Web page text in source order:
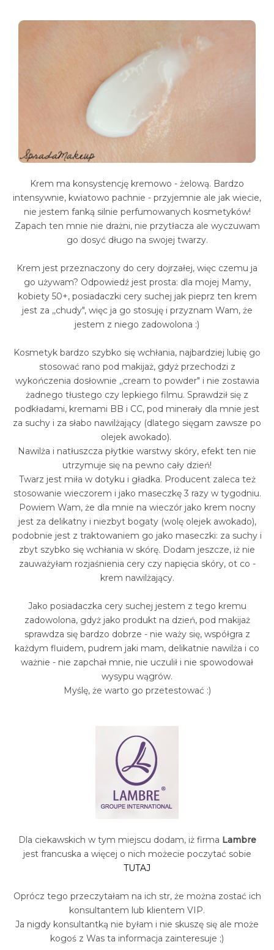
Krem ma konsystencję kremowo - żelową. Bardzo
intensywnie, kwiatowo pachnie - przyjemnie ale jak wiecie,
nie jestem fanką silnie perfumowanych kosmetyków!
Zapach ten mnie nie drażni, nie przytłacza ale wyczuwam
go dosyć długo na swojej twarzy.
Krem jest przeznaczony do cery dojrzałej, więc czemu ja
go używam? Odpowiedź jest prosta: dla mojej Mamy,
kobiety 50+, posiadaczki cery suchej jak pieprz ten krem
jest za ,,chudy", więc ja go stosuję i przyznam Wam, że
jestem z niego zadowolona :)
Kosmetyk bardzo szybko się wchłania, najbardziej lubię go
stosować rano pod makijaż, gdyż przechodzi z
wykończenia dosłownie ,,cream to powder" i nie zostawia
żadnego tłustego czy lepkiego filmu. Sprawdził się z
podkładami, kremami BB i CC, pod minerały dla mnie jest
za suchy i za słabo nawilżający (dlatego sięgam zawsze po
olejek awokado).
Nawilża i natłuszcza płytkie warstwy skóry, efekt ten nie
utrzymuje się na pewno cały dzień!
Twarz jest miła w dotyku i gładka. Producent zaleca też
stosowanie wieczorem i jako maseczkę 3 razy w tygodniu.
Powiem Wam, że dla mnie na wieczór jako krem nocny
jest za delikatny i niezbyt bogaty (wolę olejek awokado),
podobnie jest z traktowaniem go jako maseczki: za suchy i
zbyt szybko się wchłania w skórę. Dodam jeszcze, iż nie
zauważyłam rozjaśnienia cery czy napięcia skóry, ot co -
krem nawilżający.
Jako posiadaczka cery suchej jestem z tego kremu
zadowolona, gdyż jako produkt na dzień, pod makijaż
sprawdza się bardzo dobrze - nie waży się, współgra z
każdym fluidem, pudrem jaki mam, delikatnie nawilża i co
ważnie - nie zapchał mnie, nie uczulił i nie spowodował
wysypu wągrów.
Myślę, że warto go przetestować :)
Dla ciekawskich w tym miejscu dodam, iż firma Lambre
jest francuska a więcej o nich możecie poczytać sobie
TUTAJ
Oprócz tego przeczytałam na ich str, że można zostać ich
konsultantem lub klientem VIP.
Ja nigdy konsultantką nie byłam i nie skuszę się ale może
kogoś z Was ta informacja zainteresuje ;)